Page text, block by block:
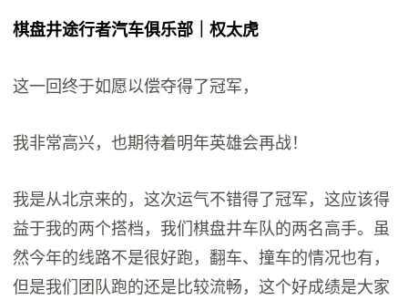
棋盘井途行者汽车俱乐部｜权太虎
这一回终于如愿以偿夺得了冠军，
我非常高兴，也期待着明年英雄会再战！
我是从北京来的，这次运气不错得了冠军，这应该得
益于我的两个搭档，我们棋盘井车队的两名高手。虽
然今年的线路不是很好跑，翻车、撞车的情况也有，
但是我们团队跑的还是比较流畅，这个好成绩是大家